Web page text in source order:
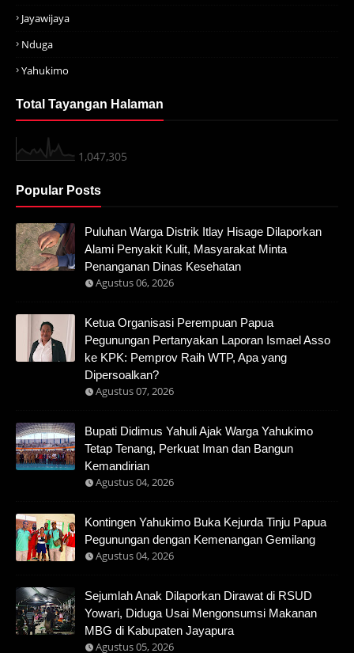
Jayawijaya
Nduga
Yahukimo
Total Tayangan Halaman
1,047,305
Popular Posts
Puluhan Warga Distrik Itlay Hisage Dilaporkan
Alami Penyakit Kulit, Masyarakat Minta
Penanganan Dinas Kesehatan
Agustus 06, 2026
Ketua Organisasi Perempuan Papua
Pegunungan Pertanyakan Laporan Ismael Asso
ke KPK: Pemprov Raih WTP, Apa yang
Dipersoalkan?
Agustus 07, 2026
Bupati Didimus Yahuli Ajak Warga Yahukimo
Tetap Tenang, Perkuat Iman dan Bangun
Kemandirian
Agustus 04, 2026
Kontingen Yahukimo Buka Kejurda Tinju Papua
Pegunungan dengan Kemenangan Gemilang
Agustus 04, 2026
Sejumlah Anak Dilaporkan Dirawat di RSUD
Yowari, Diduga Usai Mengonsumsi Makanan
MBG di Kabupaten Jayapura
Agustus 05, 2026